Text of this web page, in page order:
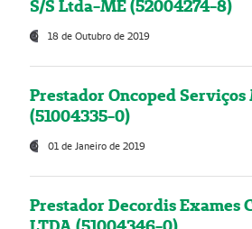
S/S Ltda-ME (52004274-8)
18 de Outubro de 2019
Prestador Oncoped Serviços
(51004335-0)
01 de Janeiro de 2019
Prestador Decordis Exames